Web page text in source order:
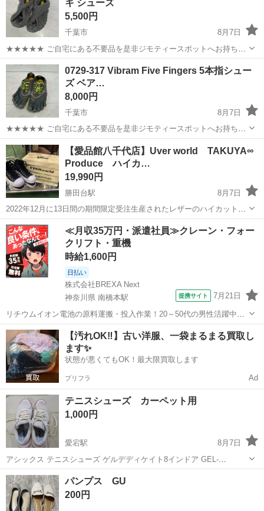
いる雑草やほこり、擦り傷な...
キ シューズ
5,500円
千葉市
8月7日
★★★★★ ご自宅にある不要品を是非ジモティースポットへお持ち込
みしませんか？ 家電、趣味・スポーツ・レジャー用品、こども用品、
衣料服飾品、生活雑貨、家具、本、CD・DVDなどが無料でまとめて持
ち込めます！ ※詳細はこ...
千葉 千葉市
0729-317 Vibram Five Fingers 5本指シュー
ズ ベア…
8,000円
千葉市
8月7日
★★★★★ ご自宅にある不要品を是非ジモティースポットへお持ち込
みしませんか？ 家電、趣味・スポーツ・レジャー用品、こども用品、
衣料服飾品、生活雑貨、家具、本、CD・DVDなどが無料でまとめて持
ち込めます！ ※詳細はこ...
千葉 千葉市 靴 ビブラム
【愛品館八千代店】Uver world TAKUYA∞
Produce ハイカ…
19,990円
勝田台駅
8月7日
2022年12月に13日間の期間限定受注生産されたレザーのハイカットス
ニーカーです。 欲しかったのに期間が過ぎてた、知らなかった等Uver
worldのファンの方どうでしょうか？ もちろん未使用品です。 2...
千葉 八千代市 勝田台駅 靴 商品
≪月収35万円・派遣社員≫クレーン・フォー
クリフト・重機
時給1,600円
日払い
株式会社BREXA Next
神奈川県 南橋本駅
提携サイト 7月21日
リチウムイオン電池の原料運搬・投入作業！20～50代の男性活躍中★
ワンルーム寮完備！赴任旅費会社負担！年間休日130日★フォークリフ
ト免許お持ちの方、活躍中！就業先食堂利用可★《神奈川県相模原
市》 人気の工場のお仕事 ◇電...
神奈川 相模原市 南橋本駅 その他
【汚れOK‼️】古い洋服、一袋まるまる買取し
ます✨
状態が悪くてもOK！最大限買取します
プリフラ Ad
テニスシューズ カーペット用
1,000円
愛宕駅
8月7日
アシックス テニスシューズ ゲルデディケイト8インドア GEL-
DEDICATE 8 INDOOR カーペットコート用 レディース テニススクー
ル（インドア）で数回使用しただけなので美品です インドアコートだ
とカーペットが...
千葉 野田市 愛宕駅
パンプス GU
200円